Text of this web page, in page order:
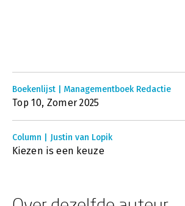
Boekenlijst | Managementboek Redactie
Top 10, Zomer 2025
Column | Justin van Lopik
Kiezen is een keuze